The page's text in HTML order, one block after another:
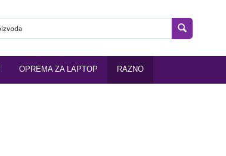
OPREMA ZA LAPTOP RAZNO